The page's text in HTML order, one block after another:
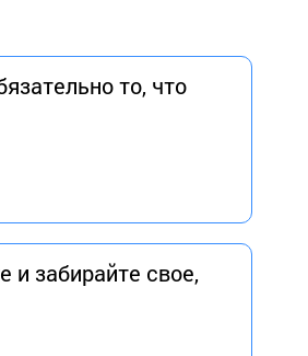
то, что
и забирайте свое,